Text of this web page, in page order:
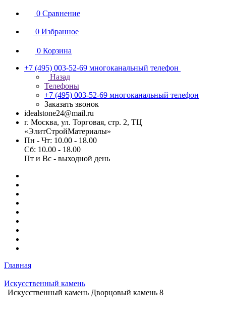
0 Сравнение
0 Избранное
0 Корзина
+7 (495) 003-52-69 многоканальный телефон
Назад
Телефоны
+7 (495) 003-52-69 многоканальный телефон
Заказать звонок
idealstone24@mail.ru
г. Москва, ул. Торговая, стр. 2, ТЦ
«ЭлитСтройМатериалы»
Пн - Чт: 10.00 - 18.00
Сб: 10.00 - 18.00
Пт и Вс - выходной день
Главная
Искусственный камень
Искусственный камень Дворцовый камень 8